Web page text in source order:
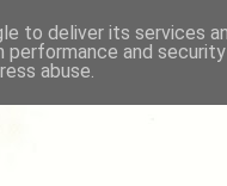
to deliver its services
performance and
abuse.